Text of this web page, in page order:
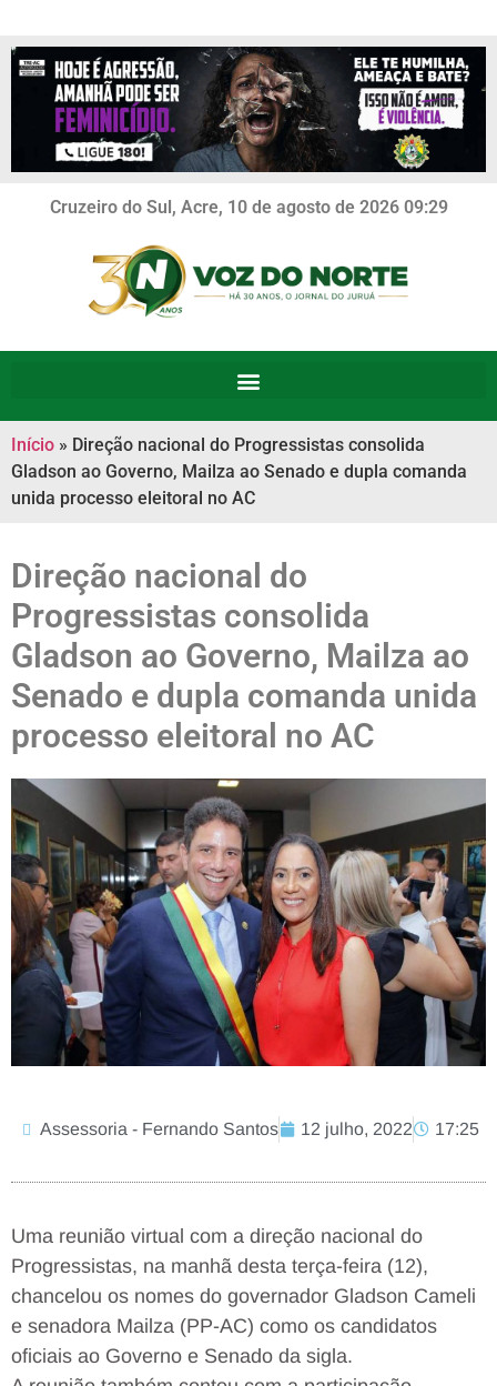
Cruzeiro do Sul, Acre, 10 de agosto de 2026 09:29
Início » Direção nacional do Progressistas consolida
Gladson ao Governo, Mailza ao Senado e dupla comanda
unida processo eleitoral no AC
Direção nacional do
Progressistas consolida
Gladson ao Governo, Mailza ao
Senado e dupla comanda unida
processo eleitoral no AC
Assessoria - Fernando Santos 12 julho, 2022 17:25
Uma reunião virtual com a direção nacional do
Progressistas, na manhã desta terça-feira (12),
chancelou os nomes do governador Gladson Cameli
e senadora Mailza (PP-AC) como os candidatos
oficiais ao Governo e Senado da sigla.